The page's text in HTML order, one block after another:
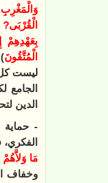
بِعَهْدِهِمْ
الْمُتَّقُونَ)
ليست كل
الجامع
الدين
- حماية
مَا وَلاَّهُمْ
وخفاف